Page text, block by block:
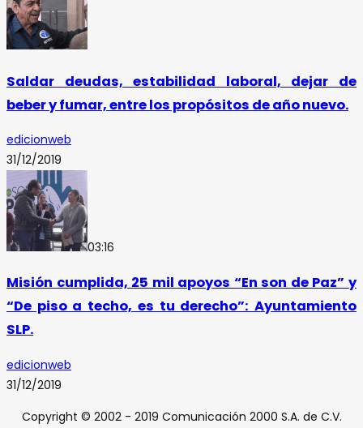
Saldar deudas, estabilidad laboral, dejar de
beber y fumar, entre los propósitos de año nuevo.
edicionweb
31/12/2019
03:16
Misión cumplida, 25 mil apoyos “En son de Paz” y
“De piso a techo, es tu derecho”: Ayuntamiento
SLP.
edicionweb
31/12/2019
Copyright © 2002 - 2019 Comunicación 2000 S.A. de C.V.